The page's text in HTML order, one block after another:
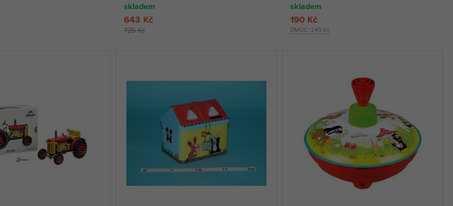
skladem
726 Kč
643 Kč
skladem
DMOC: 249 Kč
190 Kč